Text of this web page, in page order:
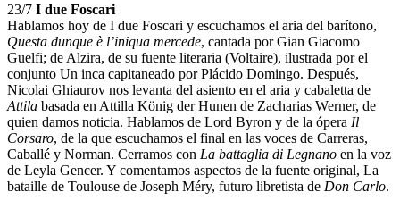
23/7 I due Foscari
Hablamos hoy de I due Foscari y escuchamos el aria del barítono,
Questa dunque è l’iniqua mercede, cantada por Gian Giacomo
Guelfi; de Alzira, de su fuente literaria (Voltaire), ilustrada por el
conjunto Un inca capitaneado por Plácido Domingo. Después,
Nicolai Ghiaurov nos levanta del asiento en el aria y cabaletta de
Attila basada en Attilla König der Hunen de Zacharias Werner, de
quien damos noticia. Hablamos de Lord Byron y de la ópera Il
Corsaro, de la que escuchamos el final en las voces de Carreras,
Caballé y Norman. Cerramos con La battaglia di Legnano en la voz
de Leyla Gencer. Y comentamos aspectos de la fuente original, La
bataille de Toulouse de Joseph Méry, futuro libretista de Don Carlo.